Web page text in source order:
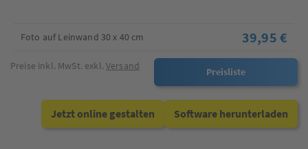
Foto auf Leinwand 30 x 40 cm 39,95 €
Preisliste
Preise inkl. MwSt. exkl.Versand
Jetzt online gestalten Software herunterladen